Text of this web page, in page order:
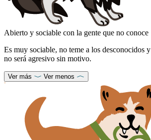
Abierto y sociable con la gente que no conoce
Es muy sociable, no teme a los desconocidos y
no será agresivo sin motivo.
Ver más Ver menos